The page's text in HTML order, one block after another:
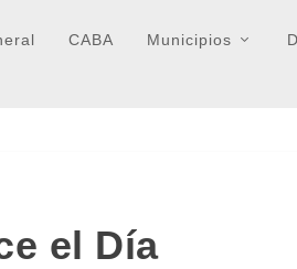
CABA Municipios
el Día